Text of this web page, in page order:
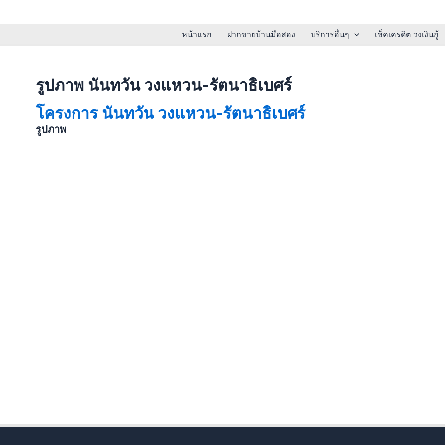
หน้าแรก ฝากขายบ้านมือสอง บริการอื่นๆ เช็คเครดิต วงเงินกู้
รูปภาพ นันทวัน วงแหวน-รัตนาธิเบศร์
โครงการ นันทวัน วงแหวน-รัตนาธิเบศร์
รูปภาพ